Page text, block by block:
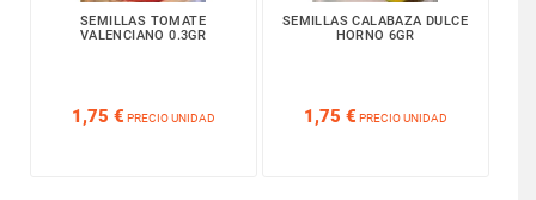
SEMILLAS TOMATE
VALENCIANO 0.3GR
1,75 € PRECIO UNIDAD
SEMILLAS CALABAZA DULCE
HORNO 6GR
1,75 € PRECIO UNIDAD